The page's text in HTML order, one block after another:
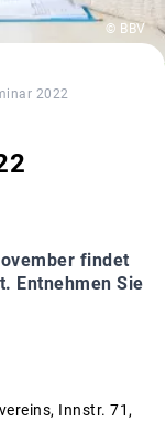
© BBV
2022
findet
Entnehmen Sie
Innstr. 71,